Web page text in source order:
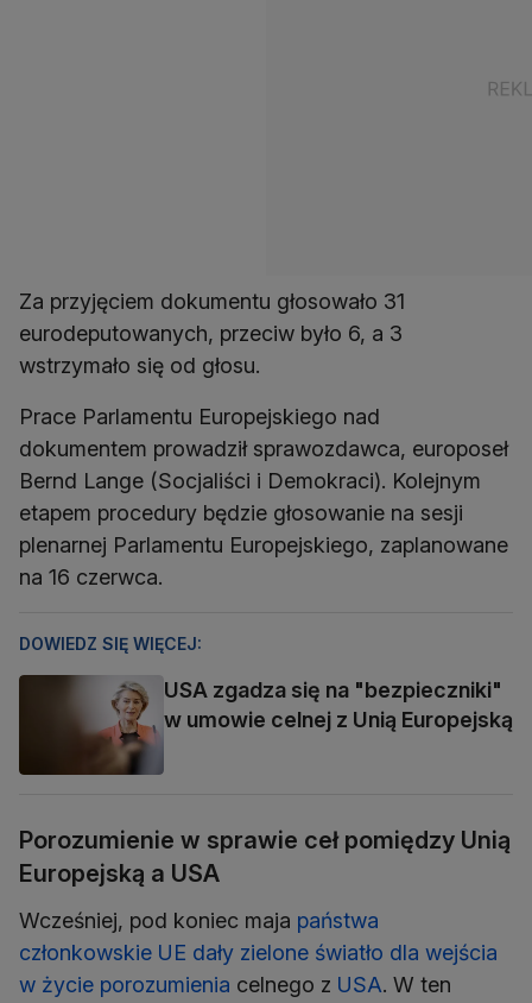
Za przyjęciem dokumentu głosowało 31
eurodeputowanych, przeciw było 6, a 3
wstrzymało się od głosu.
Prace Parlamentu Europejskiego nad
dokumentem prowadził sprawozdawca, europoseł
Bernd Lange (Socjaliści i Demokraci). Kolejnym
etapem procedury będzie głosowanie na sesji
plenarnej Parlamentu Europejskiego, zaplanowane
na 16 czerwca.
DOWIEDZ SIĘ WIĘCEJ:
USA zgadza się na "bezpieczniki"
w umowie celnej z Unią Europejską
Porozumienie w sprawie ceł pomiędzy Unią
Europejską a USA
Wcześniej, pod koniec maja państwa
członkowskie UE dały zielone światło dla wejścia
w życie porozumienia celnego z USA. W ten